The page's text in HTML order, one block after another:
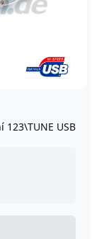
USB